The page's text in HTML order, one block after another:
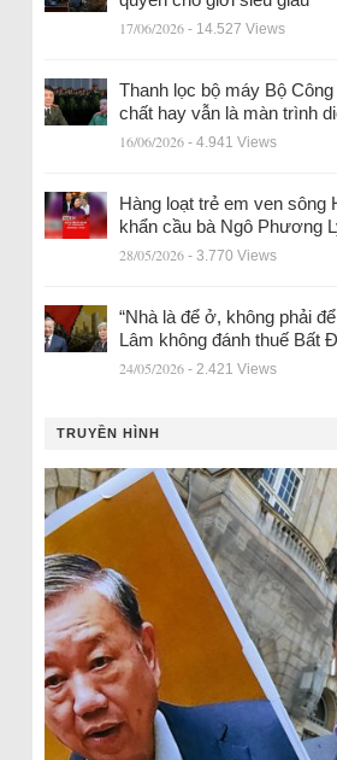
17/06/2026 - 14.527 Views
Thanh lọc bộ máy Bộ
chất hay vẫn là màn trình
16/06/2026 - 4.941 Views
Hàng loạt trẻ em ven sông
khẩn cầu bà Ngô Phương
28/05/2026 - 3.770 Views
“Nhà là để ở, không phải
Lâm không đánh thuế Bất
24/05/2026 - 2.421 Views
TRUYỀN HÌNH